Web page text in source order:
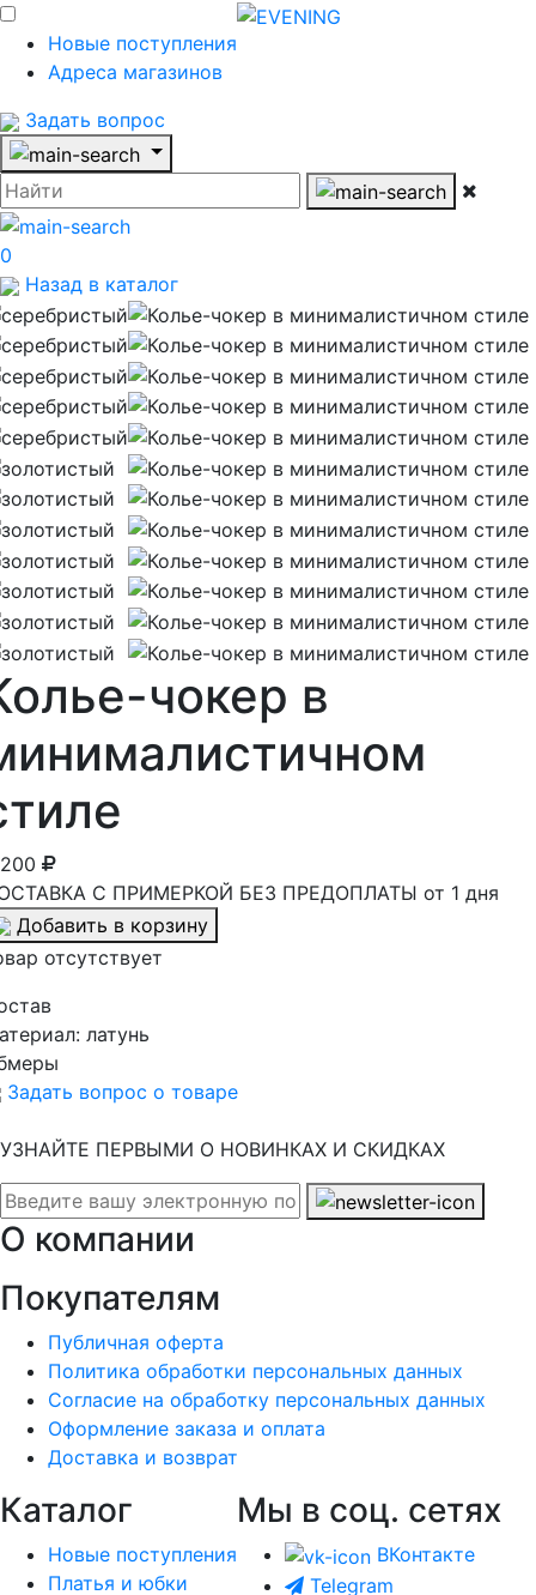
Новые поступления
Адреса магазинов
Задать вопрос
0
Назад в каталог
чокер в
С ПРИМЕРКОЙ БЕЗ ПРЕДОПЛАТЫ от 1 дня
Добавить в корзину
отсутствует
латунь
Задать вопрос о товаре
УЗНАЙТЕ ПЕРВЫМИ О НОВИНКАХ И СКИДКАХ
О компании
Покупателям
Публичная оферта
Политика обработки персональных данных
Согласие на обработку персональных данных
Оформление заказа и оплата
Доставка и возврат
Каталог
Новые поступления
Платья и юбки
Мы в соц. сетях
ВКонтакте
Telegram